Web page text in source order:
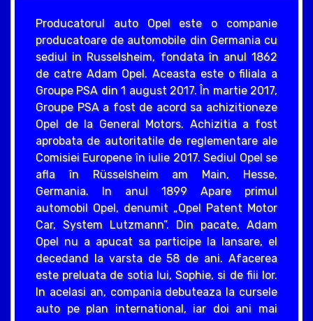
Producatorul auto Opel este o companie
producatoare de automobile din Germania cu
sediul in Russelsheim, fondata în anul 1862
de catre Adam Opel. Aceasta este o filiala a
Groupe PSA din 1 august 2017. În martie 2017,
Groupe PSA a fost de acord sa achizitioneze
Opel de la General Motors. Achizitia a fost
aprobata de autoritatile de reglementare ale
Comisiei Europene în iulie 2017. Sediul Opel se
afla în Rüsselsheim am Main, Hesse,
Germania. In anul 1899 Apare primul
automobil Opel, denumit „Opel Patent Motor
Car, System Lutzmann”. Din pacate, Adam
Opel nu a apucat sa participe la lansare, el
decedand la varsta de 58 de ani. Afacerea
este preluata de sotia lui, Sophie, si de fiii lor.
In acelasi an, compania debuteaza la cursele
auto pe plan international, iar doi ani mai